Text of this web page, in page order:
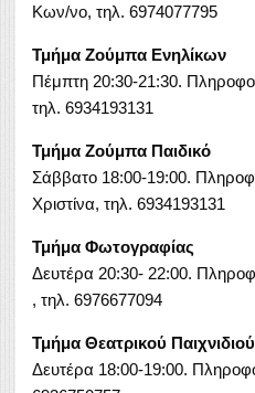
Κων/νο, τηλ. 6974077795
Τμήμα Ζούμπα Ενηλίκων
Πέμπτη 20:30-21:30.
τηλ. 6934193131
Τμήμα Ζούμπα Παιδικό
Σάββατο 18:00-19:00.
Χριστίνα, τηλ. 6934193131
Τμήμα Φωτογραφίας
Δευτέρα 20:30- 22:00.
, τηλ. 6976677094
Τμήμα Θεατρικού
Δευτέρα 18:00-19:00.